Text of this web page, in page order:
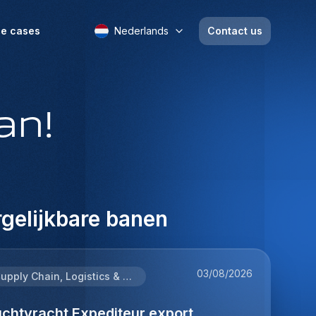
cases Nederlands Contact us
banen
Supply Chain, Logistics & Procurement 03/08/2026